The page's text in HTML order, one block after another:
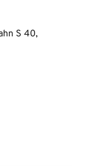
S 40,